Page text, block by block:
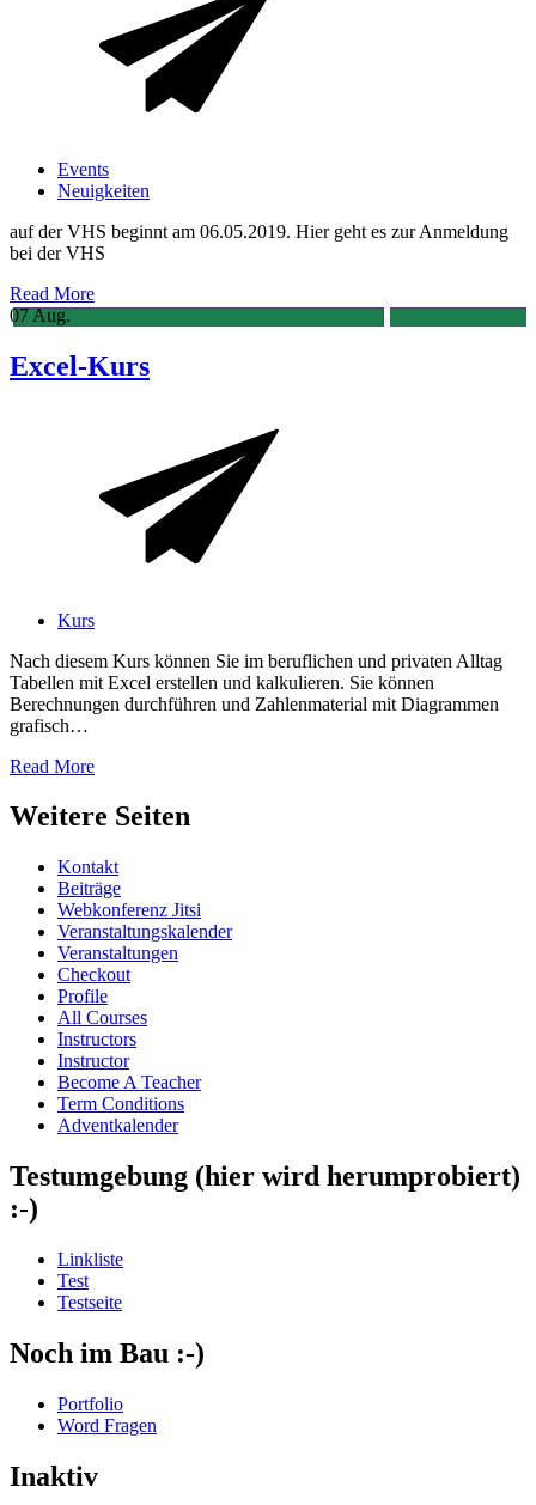
Events
Neuigkeiten
auf der VHS beginnt am 06.05.2019. Hier geht es zur Anmeldung
bei der VHS
Read More
07Aug.
Excel-Kurs
Kurs
Nach diesem Kurs können Sie im beruflichen und privaten Alltag
Tabellen mit Excel erstellen und kalkulieren. Sie können
Berechnungen durchführen und Zahlenmaterial mit Diagrammen
grafisch…
Read More
Weitere Seiten
Kontakt
Beiträge
Webkonferenz Jitsi
Veranstaltungskalender
Veranstaltungen
Checkout
Profile
All Courses
Instructors
Instructor
Become A Teacher
Term Conditions
Adventkalender
Testumgebung (hier wird herumprobiert)
:-)
Linkliste
Test
Testseite
Noch im Bau :-)
Portfolio
Word Fragen
Inaktiv